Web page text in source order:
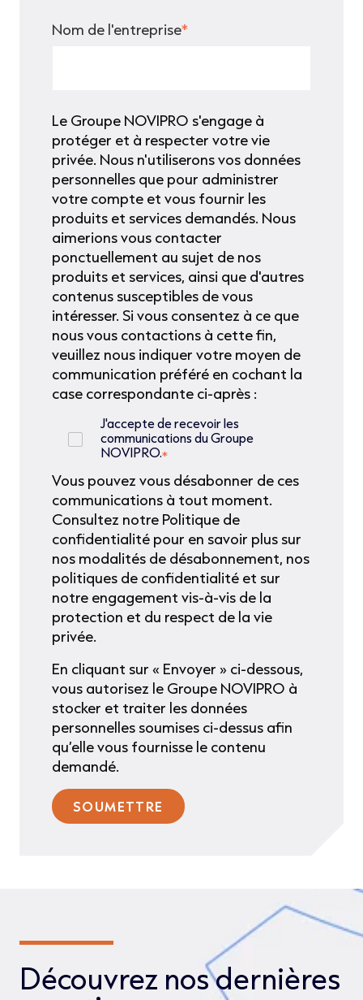
Nom de l'entreprise*
Le Groupe NOVIPRO s'engage à
protéger et à respecter votre vie
privée. Nous n'utiliserons vos données
personnelles que pour administrer
votre compte et vous fournir les
produits et services demandés. Nous
aimerions vous contacter
ponctuellement au sujet de nos
produits et services, ainsi que d'autres
contenus susceptibles de vous
intéresser. Si vous consentez à ce que
nous vous contactions à cette fin,
veuillez nous indiquer votre moyen de
communication préféré en cochant la
case correspondante ci-après :
J'accepte de recevoir les
communications du Groupe
NOVIPRO.*
Vous pouvez vous désabonner de ces
communications à tout moment.
Consultez notre Politique de
confidentialité pour en savoir plus sur
nos modalités de désabonnement, nos
politiques de confidentialité et sur
notre engagement vis-à-vis de la
protection et du respect de la vie
privée.
En cliquant sur « Envoyer » ci-dessous,
vous autorisez le Groupe NOVIPRO à
stocker et traiter les données
personnelles soumises ci-dessus afin
qu’elle vous fournisse le contenu
demandé.
Découvrez nos dernières